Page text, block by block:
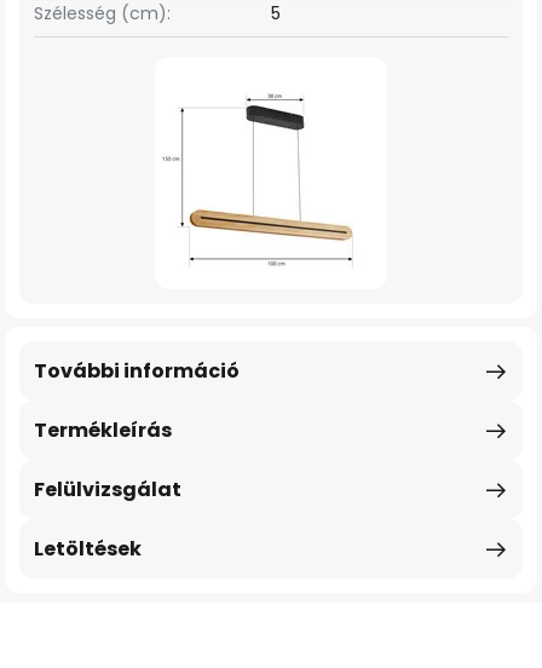
Szélesség (cm): 5
Termékleírás
További információ
Felülvizsgálat
Letöltések